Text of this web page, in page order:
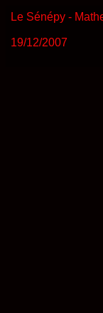
Le Sénépy -
19/12/2007